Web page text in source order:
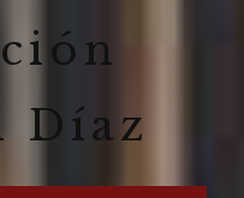
Díaz